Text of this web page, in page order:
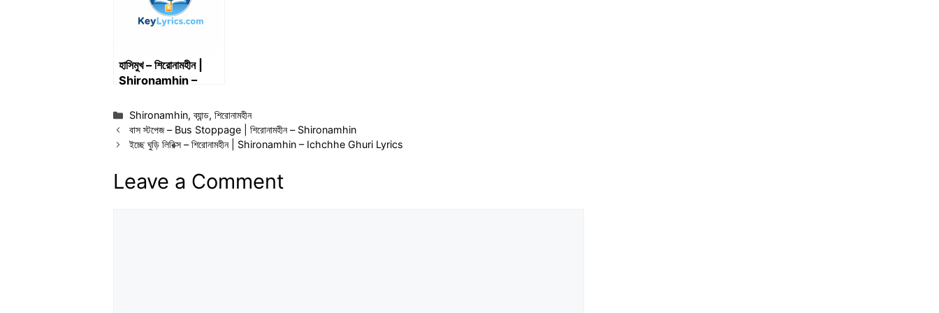
Lyrics
হাসিমুখ – শিরোনামহীন |
Shironamhin –
Categories
Shironamhin,ব্যান্ড,শিরোনামহীন
বাস স্টপেজ – Bus Stoppage | শিরোনামহীন – Shironamhin
ইচ্ছে ঘুড়ি লিরিক্স – শিরোনামহীন | Shironamhin – Ichchhe Ghuri Lyrics
Leave a Comment